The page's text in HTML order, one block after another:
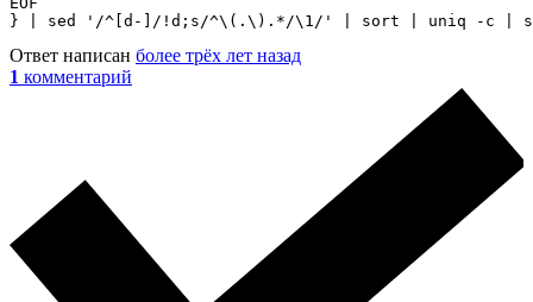
Ответ написан более трёх лет назад
1 комментарий